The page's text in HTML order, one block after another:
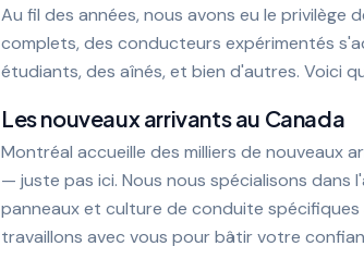
Au fil des années, nous avons eu le
complets, des conducteurs expérimentés
étudiants, des aînés, et bien d'autres. Voici
Les nouveaux arrivants au Canada
Montréal accueille des milliers de nouveaux
— juste pas ici. Nous nous spécialisons dans
panneaux et culture de conduite
travaillons avec vous pour bâtir votre